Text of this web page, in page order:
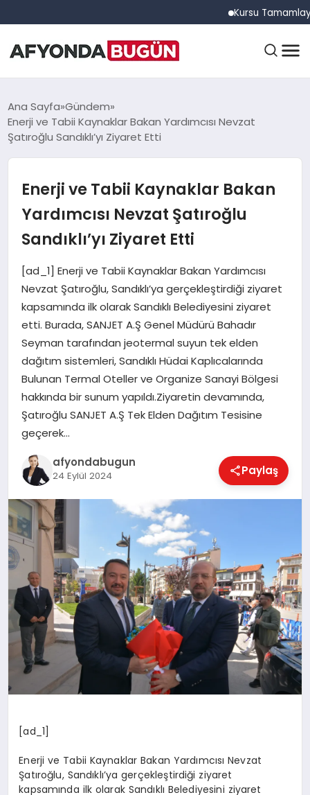
Kursu Tamamlayan
ANASAYFA
GÜNDEM
EĞITIM
EKONOMI
MAGAZIN
SAĞLIK
SIYASET
SPOR
YAŞAM
Ana Sayfa Gündem
Enerji ve Tabii Kaynaklar Bakan Yardımcısı Nevzat
Şatıroğlu Sandıklı’yı Ziyaret Etti
Enerji ve Tabii Kaynaklar Bakan
Yardımcısı Nevzat Şatıroğlu
Sandıklı’yı Ziyaret Etti
[ad_1] Enerji ve Tabii Kaynaklar Bakan Yardımcısı
Nevzat Şatıroğlu, Sandıklı’ya gerçekleştirdiği ziyaret
kapsamında ilk olarak Sandıklı Belediyesini ziyaret
etti. Burada, SANJET A.Ş Genel Müdürü Bahadır
Seyman tarafından jeotermal suyun tek elden
dağıtım sistemleri, Sandıklı Hüdai Kaplıcalarında
Bulunan Termal Oteller ve Organize Sanayi Bölgesi
hakkında bir sunum yapıldı.Ziyaretin devamında,
Şatıroğlu SANJET A.Ş Tek Elden Dağıtım Tesisine
geçerek…
afyondabugun
24 Eylül 2024 Paylaş
[ad_1]
Enerji ve Tabii Kaynaklar Bakan Yardımcısı Nevzat
Şatıroğlu, Sandıklı’ya gerçekleştirdiği ziyaret
kapsamında ilk olarak Sandıklı Belediyesini ziyaret